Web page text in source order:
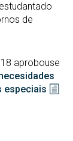
de
aprobouse
especiais